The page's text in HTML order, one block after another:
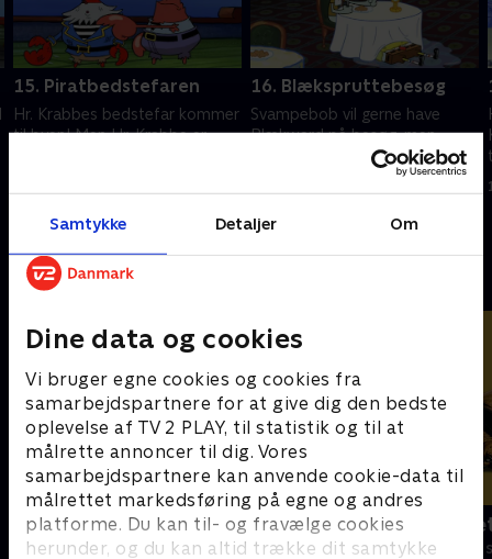
Samtykke Detaljer Om
Dine data og cookies
Vi bruger egne cookies og cookies fra
samarbejdspartnere for at give dig den bedste
oplevelse af TV 2 PLAY, til statistik og til at
målrette annoncer til dig. Vores
samarbejdspartnere kan anvende cookie-data til
målrettet markedsføring på egne og andres
platforme. Du kan til- og fravælge cookies
herunder, og du kan altid trække dit samtykke
15. Piratbedstefaren
Hr. Krabbes bedstefar kommer
til byen! Men Hr. Krabbe er
16. Blækspruttebesøg
Svampebob vil gerne have
Blækward på besøg, men
Blækward vil ikke, da han har
det helt fint derhjemme.
Andre så også
F for får
Børneserier • 5 sæsoner
Spørg
Børneserier • 1